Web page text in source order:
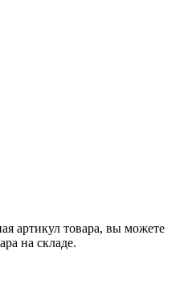
артикул товара, вы можете
на складе.